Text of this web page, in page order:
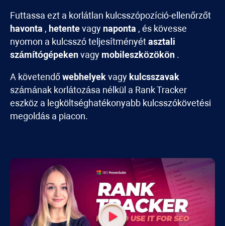
Futtassa ezt a korlátlan kulcsszópozíció-ellenőrzőt
havonta , hetentevagy naponta , és kövesse
nyomon a kulcsszó teljesítményétasztali
számítógépekenvagy mobileszközökön .
A követendőwebhelyekvagy kulcsszavak
számának korlátozása nélkül a Rank Tracker
eszköz a legköltséghatékonyabb kulcsszókövetési
megoldás a piacon.